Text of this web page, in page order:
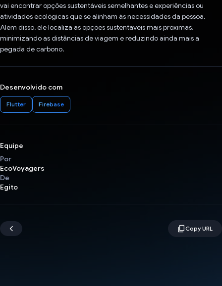
vai encontrar opções sustentáveis semelhantes e experiências ou
atividades ecológicas que se alinham às necessidades da pessoa.
Além disso, ele localiza as opções sustentáveis mais próximas,
minimizando as distâncias de viagem e reduzindo ainda mais a
pegada de carbono.
Desenvolvido com
Flutter Firebase
Equipe
Por
EcoVoyagers
De
Egito